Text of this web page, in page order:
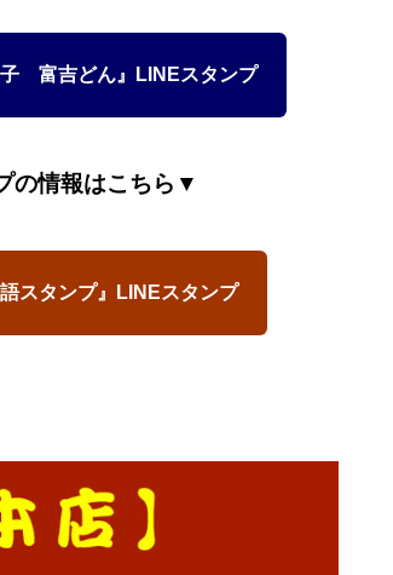
子 富吉どん』LINEスタンプ
の情報はこちら▼
スタンプ』LINEスタンプ